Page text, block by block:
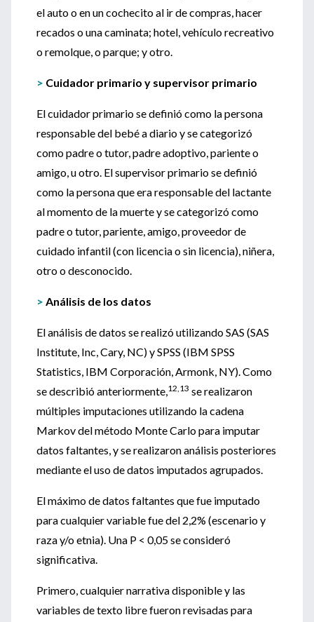
el auto o en un cochecito al ir de compras, hacer
recados o una caminata; hotel, vehículo recreativo
o remolque, o parque; y otro.
> Cuidador primario y supervisor primario
El cuidador primario se definió como la persona
responsable del bebé a diario y se categorizó
como padre o tutor, padre adoptivo, pariente o
amigo, u otro. El supervisor primario se definió
como la persona que era responsable del lactante
al momento de la muerte y se categorizó como
padre o tutor, pariente, amigo, proveedor de
cuidado infantil (con licencia o sin licencia), niñera,
otro o desconocido.
> Análisis de los datos
El análisis de datos se realizó utilizando SAS (SAS
Institute, Inc, Cary, NC) y SPSS (IBM SPSS
Statistics, IBM Corporación, Armonk, NY). Como
se describió anteriormente,12,13 se realizaron
múltiples imputaciones utilizando la cadena
Markov del método Monte Carlo para imputar
datos faltantes, y se realizaron análisis posteriores
mediante el uso de datos imputados agrupados.
El máximo de datos faltantes que fue imputado
para cualquier variable fue del 2,2% (escenario y
raza y/o etnia). Una P < 0,05 se consideró
significativa.
Primero, cualquier narrativa disponible y las
variables de texto libre fueron revisadas para